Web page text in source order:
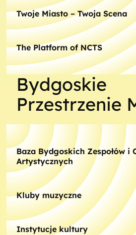
Twoje Miasto – Twoja Scena
The Platform of NCTS
Bydgoskie
Przestrzenie
Baza Bydgoskich Zespołów i
Artystycznych
Kluby muzyczne
Instytucje kultury